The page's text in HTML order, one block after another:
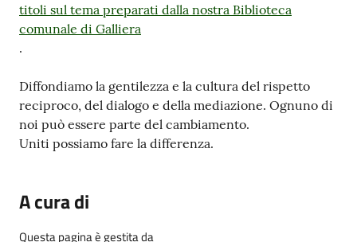
titoli sul tema preparati dalla nostra Biblioteca
comunale di Galliera
.
Diffondiamo la gentilezza e la cultura del rispetto
reciproco, del dialogo e della mediazione. Ognuno di
noi può essere parte del cambiamento.
Uniti possiamo fare la differenza.
A cura di
Questa pagina è gestita da